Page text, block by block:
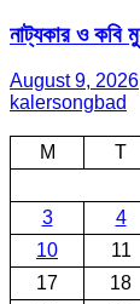
নাট্যকার ও কবি
August 9, 2026
kalersongbad
M
T
3
4
10
11
17
18